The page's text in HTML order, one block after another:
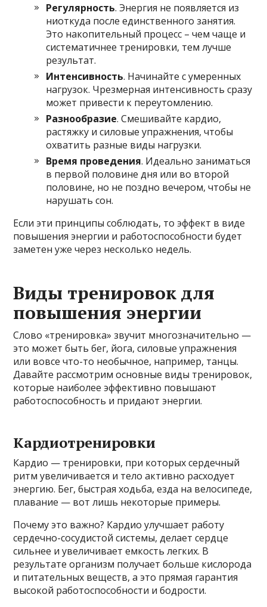
Регулярность. Энергия не появляется из
ниоткуда после единственного занятия.
Это накопительный процесс – чем чаще и
систематичнее тренировки, тем лучше
результат.
Интенсивность. Начинайте с умеренных
нагрузок. Чрезмерная интенсивность сразу
может привести к переутомлению.
Разнообразие. Смешивайте кардио,
растяжку и силовые упражнения, чтобы
охватить разные виды нагрузки.
Время проведения. Идеально заниматься
в первой половине дня или во второй
половине, но не поздно вечером, чтобы не
нарушать сон.
Если эти принципы соблюдать, то эффект в виде
повышения энергии и работоспособности будет
заметен уже через несколько недель.
Виды тренировок для
повышения энергии
Слово «тренировка» звучит многозначительно —
это может быть бег, йога, силовые упражнения
или вовсе что-то необычное, например, танцы.
Давайте рассмотрим основные виды тренировок,
которые наиболее эффективно повышают
работоспособность и придают энергии.
Кардиотренировки
Кардио — тренировки, при которых сердечный
ритм увеличивается и тело активно расходует
энергию. Бег, быстрая ходьба, езда на велосипеде,
плавание — вот лишь некоторые примеры.
Почему это важно? Кардио улучшает работу
сердечно-сосудистой системы, делает сердце
сильнее и увеличивает емкость легких. В
результате организм получает больше кислорода
и питательных веществ, а это прямая гарантия
высокой работоспособности и бодрости.